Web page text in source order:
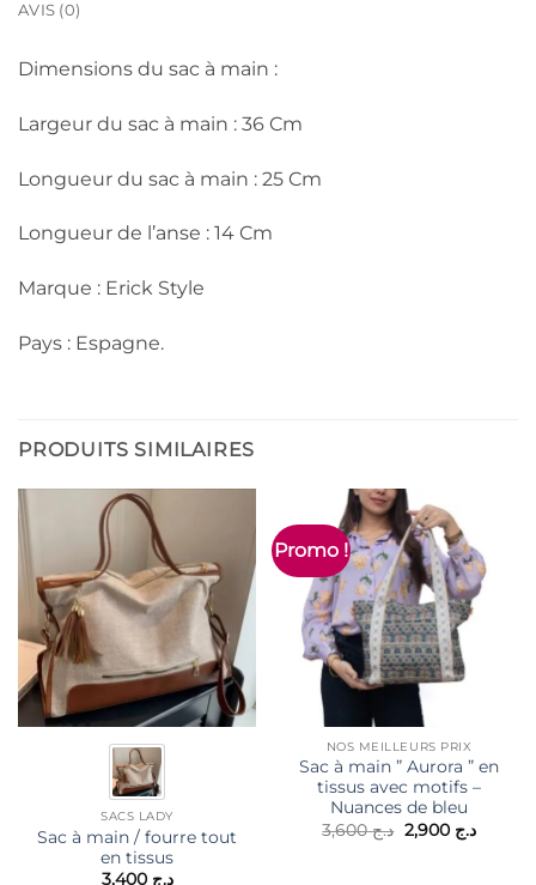
AVIS (0)
Dimensions du sac à main :
Largeur du sac à main : 36 Cm
Longueur du sac à main : 25 Cm
Longueur de l’anse : 14 Cm
Marque : Erick Style
Pays : Espagne.
PRODUITS SIMILAIRES
SACS LADY
Sac à main / fourre tout
en tissus
د.ج 3,400
Promo !
NOS MEILLEURS PRIX
Sac à main ” Aurora ” en
tissus avec motifs –
Nuances de bleu
د.ج3,600
Le
prix
د.ج 2,900
Le